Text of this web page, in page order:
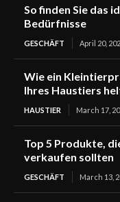
So finden Sie das
Bedürfnisse
GESCHÄFT April 20,
Wie ein
Ihres Haustiers
HAUSTIER March 17,
Top 5 Produkte,
verkaufen sollten
GESCHÄFT March 13,